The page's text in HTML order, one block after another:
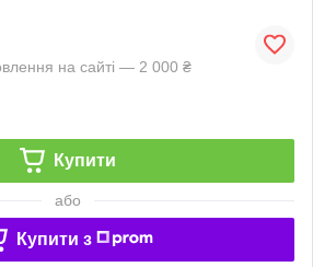
на сайті — 2 000 ₴
Купити
або
Купити з